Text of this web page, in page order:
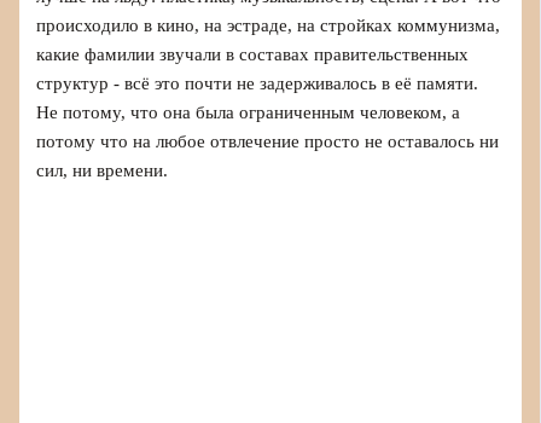
происходило в кино, на эстраде, на стройках коммунизма,
какие фамилии звучали в составах правительственных
структур - всё это почти не задерживалось в её памяти.
Не потому, что она была ограниченным человеком, а
потому что на любое отвлечение просто не оставалось ни
сил, ни времени.